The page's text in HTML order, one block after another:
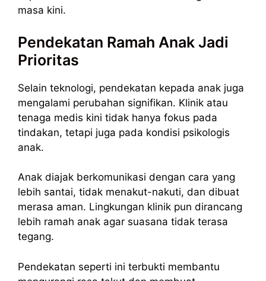
masa kini.
Pendekatan Ramah Anak Jadi
Prioritas
Selain teknologi, pendekatan kepada anak juga
mengalami perubahan signifikan. Klinik atau
tenaga medis kini tidak hanya fokus pada
tindakan, tetapi juga pada kondisi psikologis
anak.
Anak diajak berkomunikasi dengan cara yang
lebih santai, tidak menakut-nakuti, dan dibuat
merasa aman. Lingkungan klinik pun dirancang
lebih ramah anak agar suasana tidak terasa
tegang.
Pendekatan seperti ini terbukti membantu